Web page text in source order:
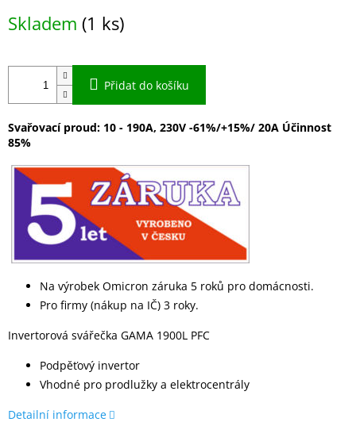
cena:
Skladem (1 ks)
Přidat do košíku
Svařovací proud: 10 - 190A, 230V -61%/+15%/ 20A Účinnost
85%
Na výrobek Omicron záruka 5 roků pro domácnosti.
Pro firmy (nákup na IČ) 3 roky.
Invertorová svářečka GAMA 1900L PFC
Podpěťový invertor
Vhodné pro prodlužky a elektrocentrály
Detailní informace